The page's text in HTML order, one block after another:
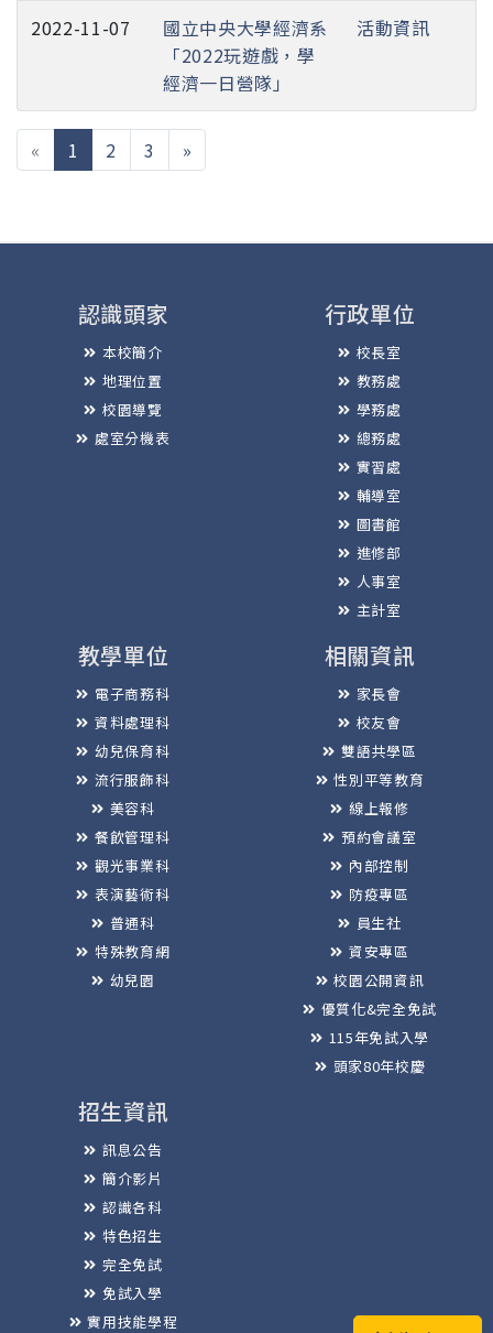
2022-11-07
國立中央大學經濟系
「2022玩遊戲，學
經濟一日營隊」
活動資訊
« 1 (current)
2 3 »
認識頭家
本校簡介
地理位置
校園導覽
處室分機表
行政單位
校長室
教務處
學務處
總務處
實習處
輔導室
圖書館
進修部
人事室
主計室
教學單位
電子商務科
資料處理科
幼兒保育科
流行服飾科
美容科
餐飲管理科
觀光事業科
表演藝術科
普通科
特殊教育網
幼兒園
相關資訊
家長會
校友會
雙語共學區
性別平等教育
線上報修
預約會議室
內部控制
防疫專區
員生社
資安專區
校園公開資訊
優質化&完全免試
115年免試入學
頭家80年校慶
招生資訊
訊息公告
簡介影片
認識各科
特色招生
完全免試
免試入學
實用技能學程